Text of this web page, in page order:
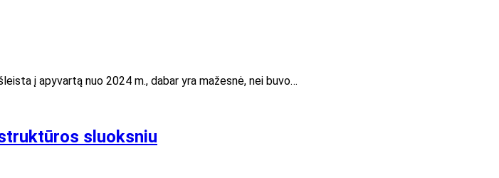
į apyvartą nuo 2024 m., dabar yra mažesnė, nei buvo…
sluoksniu